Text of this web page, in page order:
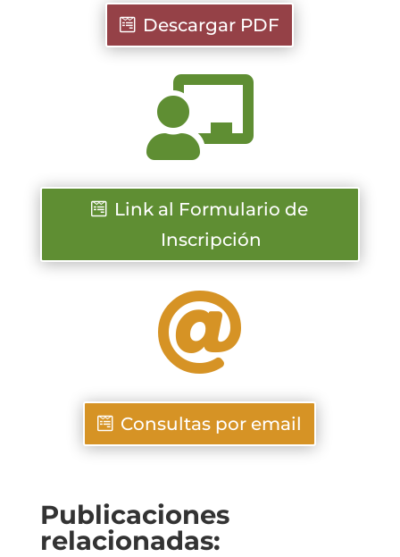
Descargar PDF

Link al Formulario de
Inscripción

Consultas por email
Publicaciones
relacionadas: